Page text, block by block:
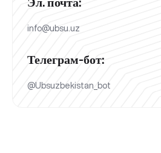
info@ubsu.uz
Телеграм-бот:
@Ubsuzbekistan_bot